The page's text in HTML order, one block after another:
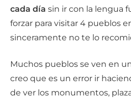
cada día sin ir con la lengua
forzar para visitar 4 pueblos
sinceramente no te lo
Muchos pueblos se ven en
creo que es un error ir
de ver los monumentos,